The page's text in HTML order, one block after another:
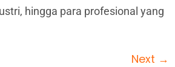
hingga para profesional yang
Next →